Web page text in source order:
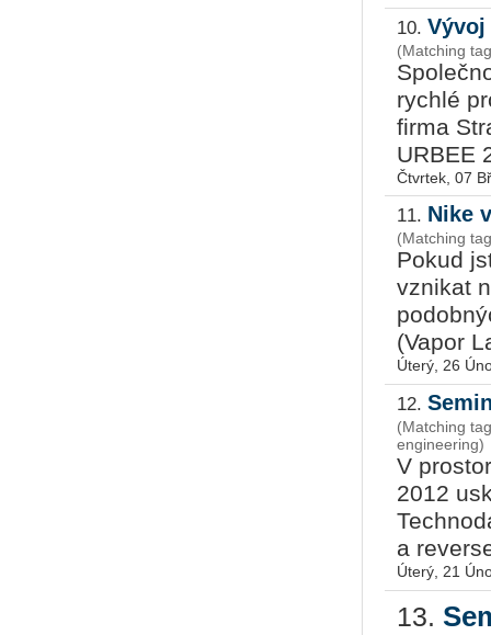
10. Vývoj
(Matching
rychlé
firma
URBEE
Čtvrtek, 07
11. Nike
(Matching
Pokud
vznikat
(Vapor
Úterý, 26
12.
(Matching
engineering)
V
2012
a
Úterý, 21
13.